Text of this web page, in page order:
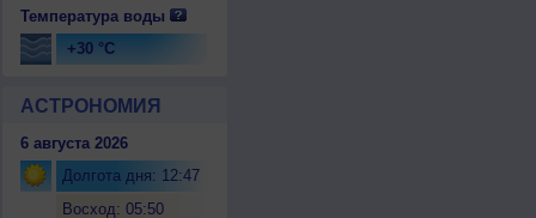
Температура воды
+30 °C
АСТРОНОМИЯ
6 августа 2026
Долгота дня: 12:47
Восход: 05:50